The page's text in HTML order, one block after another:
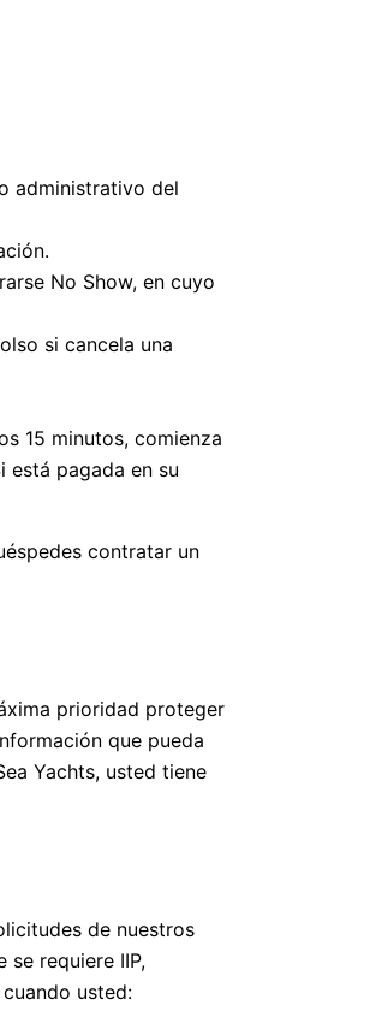
administrativo del
No Show, en cuyo
si cancela una
15 minutos, comienza
está pagada en su
contratar un
prioridad proteger
que pueda
Yachts, usted tiene
de nuestros
requiere IIP,
usted: